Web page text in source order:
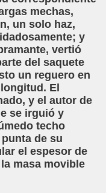
mechas,
un solo haz,
y
vertió
del saquete
un reguero en
El
y el autor de
se irguió y
techo
de su
el espesor de
masa movible
(Varios